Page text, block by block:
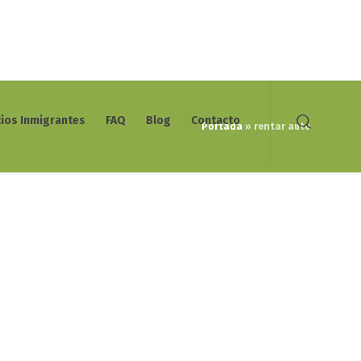
Inmigrantes FAQ Blog Contacto
Portada » rentar auto